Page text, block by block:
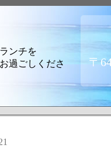
ンチを
過ごしくださ
〒